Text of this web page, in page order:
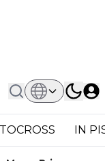
IN